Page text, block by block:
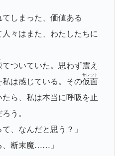
てしまった、価値ある
人々はまた、わたしたちに
てついていた。思わず震え
は感じている。その仮面
サレット
ら、私は本当に呼吸を止
う。
て、なんだと思う？」
、断末魔……」